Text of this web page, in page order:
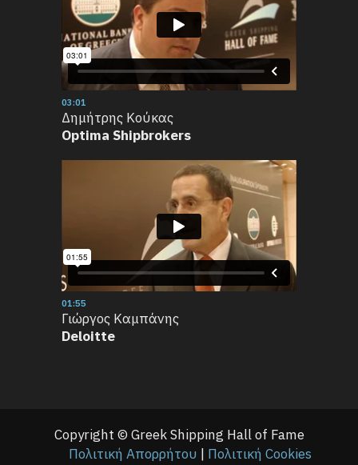
03:01
Δημήτρης Κούκας
Optima Shipbrokers
01:55
Γιώργος Καμπάνης
Deloitte
Copyright © Greek Shipping Hall of Fame
Πολιτική Απορρήτου | Πολιτική Cookies